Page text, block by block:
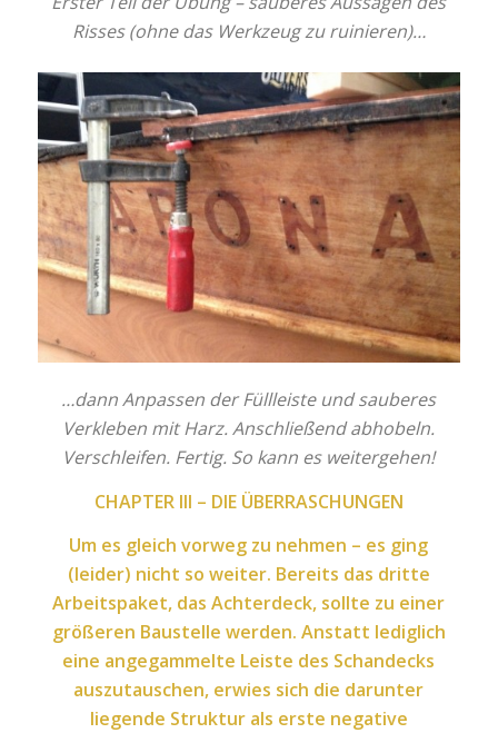
Risses (ohne das Werkzeug zu ruinieren)…
…dann Anpassen der Füllleiste und sauberes
Verkleben mit Harz. Anschließend abhobeln.
Verschleifen. Fertig. So kann es weitergehen!
CHAPTER III – DIE ÜBERRASCHUNGEN
Um es gleich vorweg zu nehmen – es ging
(leider) nicht so weiter. Bereits das dritte
Arbeitspaket, das Achterdeck, sollte zu einer
größeren Baustelle werden. Anstatt lediglich
eine angegammelte Leiste des Schandecks
auszutauschen, erwies sich die darunter
liegende Struktur als erste negative